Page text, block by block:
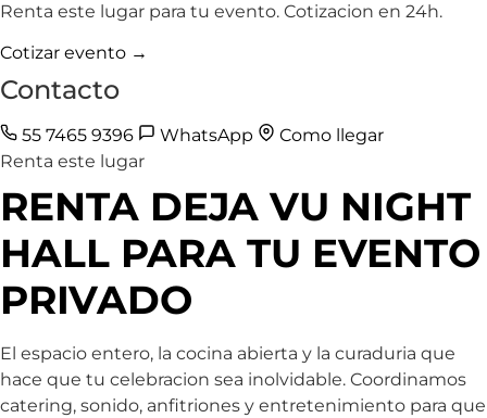
Renta este lugar para tu evento. Cotizacion en 24h.
Cotizar evento →
Contacto
55 7465 9396 WhatsApp
Como llegar
Renta este lugar
RENTA DEJA VU NIGHT
HALL PARA TU EVENTO
PRIVADO
El espacio entero, la cocina abierta y la curaduria que
hace que tu celebracion sea inolvidable. Coordinamos
catering, sonido, anfitriones y entretenimiento para que